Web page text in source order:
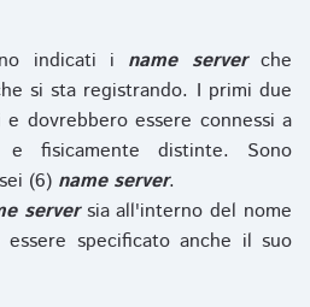
indicati i name serverche
si sta registrando. I primi due
dovrebbero essere connessi a
fisicamente distinte. Sono
(6) name server.
serversia all'interno del nome
specificato anche il suo